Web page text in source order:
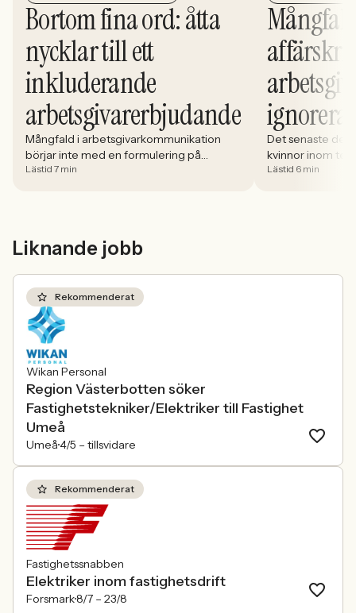
Bortom fina ord: åtta
nycklar till ett
inkluderande
arbetsgivarerbjudande
Mångfald i arbetsgivarkommunikation
börjar inte med en formulering på
karriärsidan. Den börjar i hur rekryteringen
konkurrensen om rätt kompetens
behöver kunna visa vad det betyder i
praktiken.
Lästid 7 min
ignorera
Det senaste
kvinnor inom
stadigt på 30%.
Lästid 6 min
Liknande jobb
Rekommenderat
Wikan Personal
Region Västerbotten söker
Fastighetstekniker/Elektriker till Fastighet
Umeå
Umeå4/5 – tillsvidare
Rekommenderat
Fastighetssnabben
Elektriker inom fastighetsdrift
Forsmark8/7 – 23/8